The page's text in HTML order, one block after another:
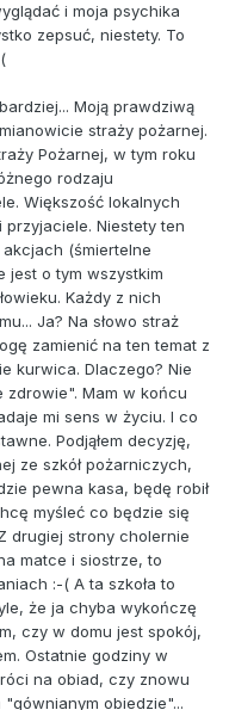
i moja psychika
zepsuć, niestety. To
Moją prawdziwą
straży pożarnej.
Pożarnej, w tym roku
rodzaju
Większość lokalnych
Niestety ten
(śmiertelne
jest o tym wszystkim
Każdy z nich
Ja? Na słowo straż
zamienić na ten temat z
kurwica. Dlaczego? Nie
Mam w końcu
mi sens w życiu. I co
Podjąłem decyzję,
ze szkół pożarniczych,
pewna kasa, będę robił
myśleć co będzie się
drugiej strony cholernie
matce i siostrze, to
:-( A ta szkoła to
że ja chyba wykończę
czy w domu jest spokój,
Ostatnie godziny w
na obiad, czy znowu
obiedzie"...